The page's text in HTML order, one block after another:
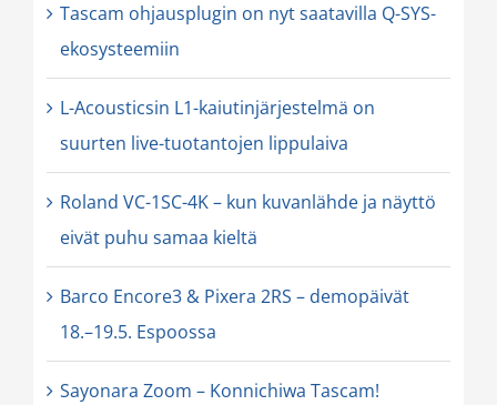
Tascam ohjausplugin on nyt saatavilla Q-SYS-
ekosysteemiin
L-Acousticsin L1-kaiutinjärjestelmä on
suurten live-tuotantojen lippulaiva
Roland VC-1SC-4K – kun kuvanlähde ja näyttö
eivät puhu samaa kieltä
Barco Encore3 & Pixera 2RS – demopäivät
18.–19.5. Espoossa
Sayonara Zoom – Konnichiwa Tascam!